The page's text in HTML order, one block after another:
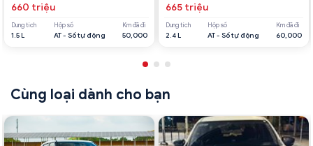
660 triệu
Dung tích
1.5 L
Hộp số
AT - Số tự động
Km đã đi
50,000
665 triệu
Dung tích
2.4 L
Hộp số
AT - Số tự động
Km đã đi
60,000
Cùng loại dành cho bạn